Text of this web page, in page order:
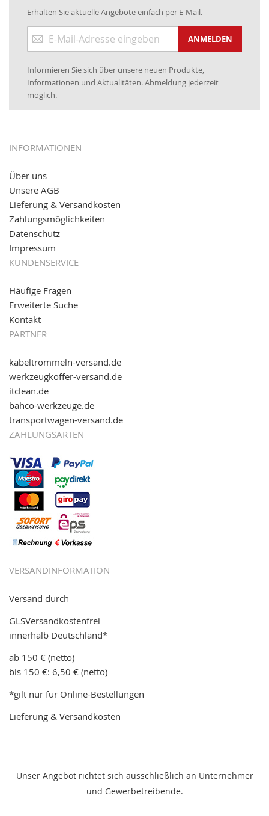
01.06.2019: Individuell
bedruckte Kabeltrommeln
www.kabeltrommeln-versand.de/Kabelbedruckung
04.11.2018: Überarbeitung der Corporate Identity (CI)
16.01.2017:JETZT NEU- Visa & MasterCard (inkl.
Maestro)
12.01.2017:JETZT NEU- giropay, SOFORT-Überweisung
05.09.2016: NEUE Topseller bei
11.08.2016: Gerade entsteht unser "neuer"
Partnershop
Online-Shop für einfaches Transportieren. Einfach
reinschauen...
Erhalten Sie aktuelle Angebote einfach per E-Mail.
zum
ANMELDEN
Informieren Sie sich über unsere neuen Produkte,
Informationen und Aktualitäten. Abmeldung jederzeit
möglich.
INFORMATIONEN
Über uns
Unsere AGB
Lieferung & Versandkosten
Zahlungsmöglichkeiten
Datenschutz
Impressum
KUNDENSERVICE
Häufige Fragen
Erweiterte Suche
Kontakt
PARTNER
kabeltrommeln-versand.de
werkzeugkoffer-versand.de
itclean.de
bahco-werkzeuge.de
transportwagen-versand.de
ZAHLUNGSARTEN
VERSANDINFORMATION
Versand durch
GLSVersandkostenfrei
innerhalb Deutschland*
ab 150 € (netto)
bis 150 €: 6,50 € (netto)
*gilt nur für Online-Bestellungen
Lieferung & Versandkosten
Unser Angebot richtet sich ausschließlich an Unternehmer
und Gewerbetreibende.